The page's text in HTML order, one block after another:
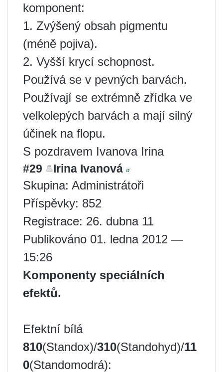
komponent:
1. Zvýšený obsah pigmentu
(méně pojiva).
2. Vyšší krycí schopnost.
Používá se v pevných barvách.
Používají se extrémně zřídka ve
velkolepých barvách a mají silný
účinek na flopu.
S pozdravem Ivanova Irina
#29 Irina Ivanová
Skupina: Administrátoři
Příspěvky: 852
Registrace: 26. dubna 11
Publikováno 01. ledna 2012 —
15:26
Komponenty speciálních
efektů.
Efektní bílá
810(Standox)/310(Standohyd)/11
0(Standomodrá):